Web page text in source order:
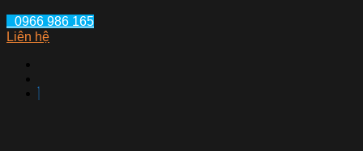
0966 986 165
Liên hệ